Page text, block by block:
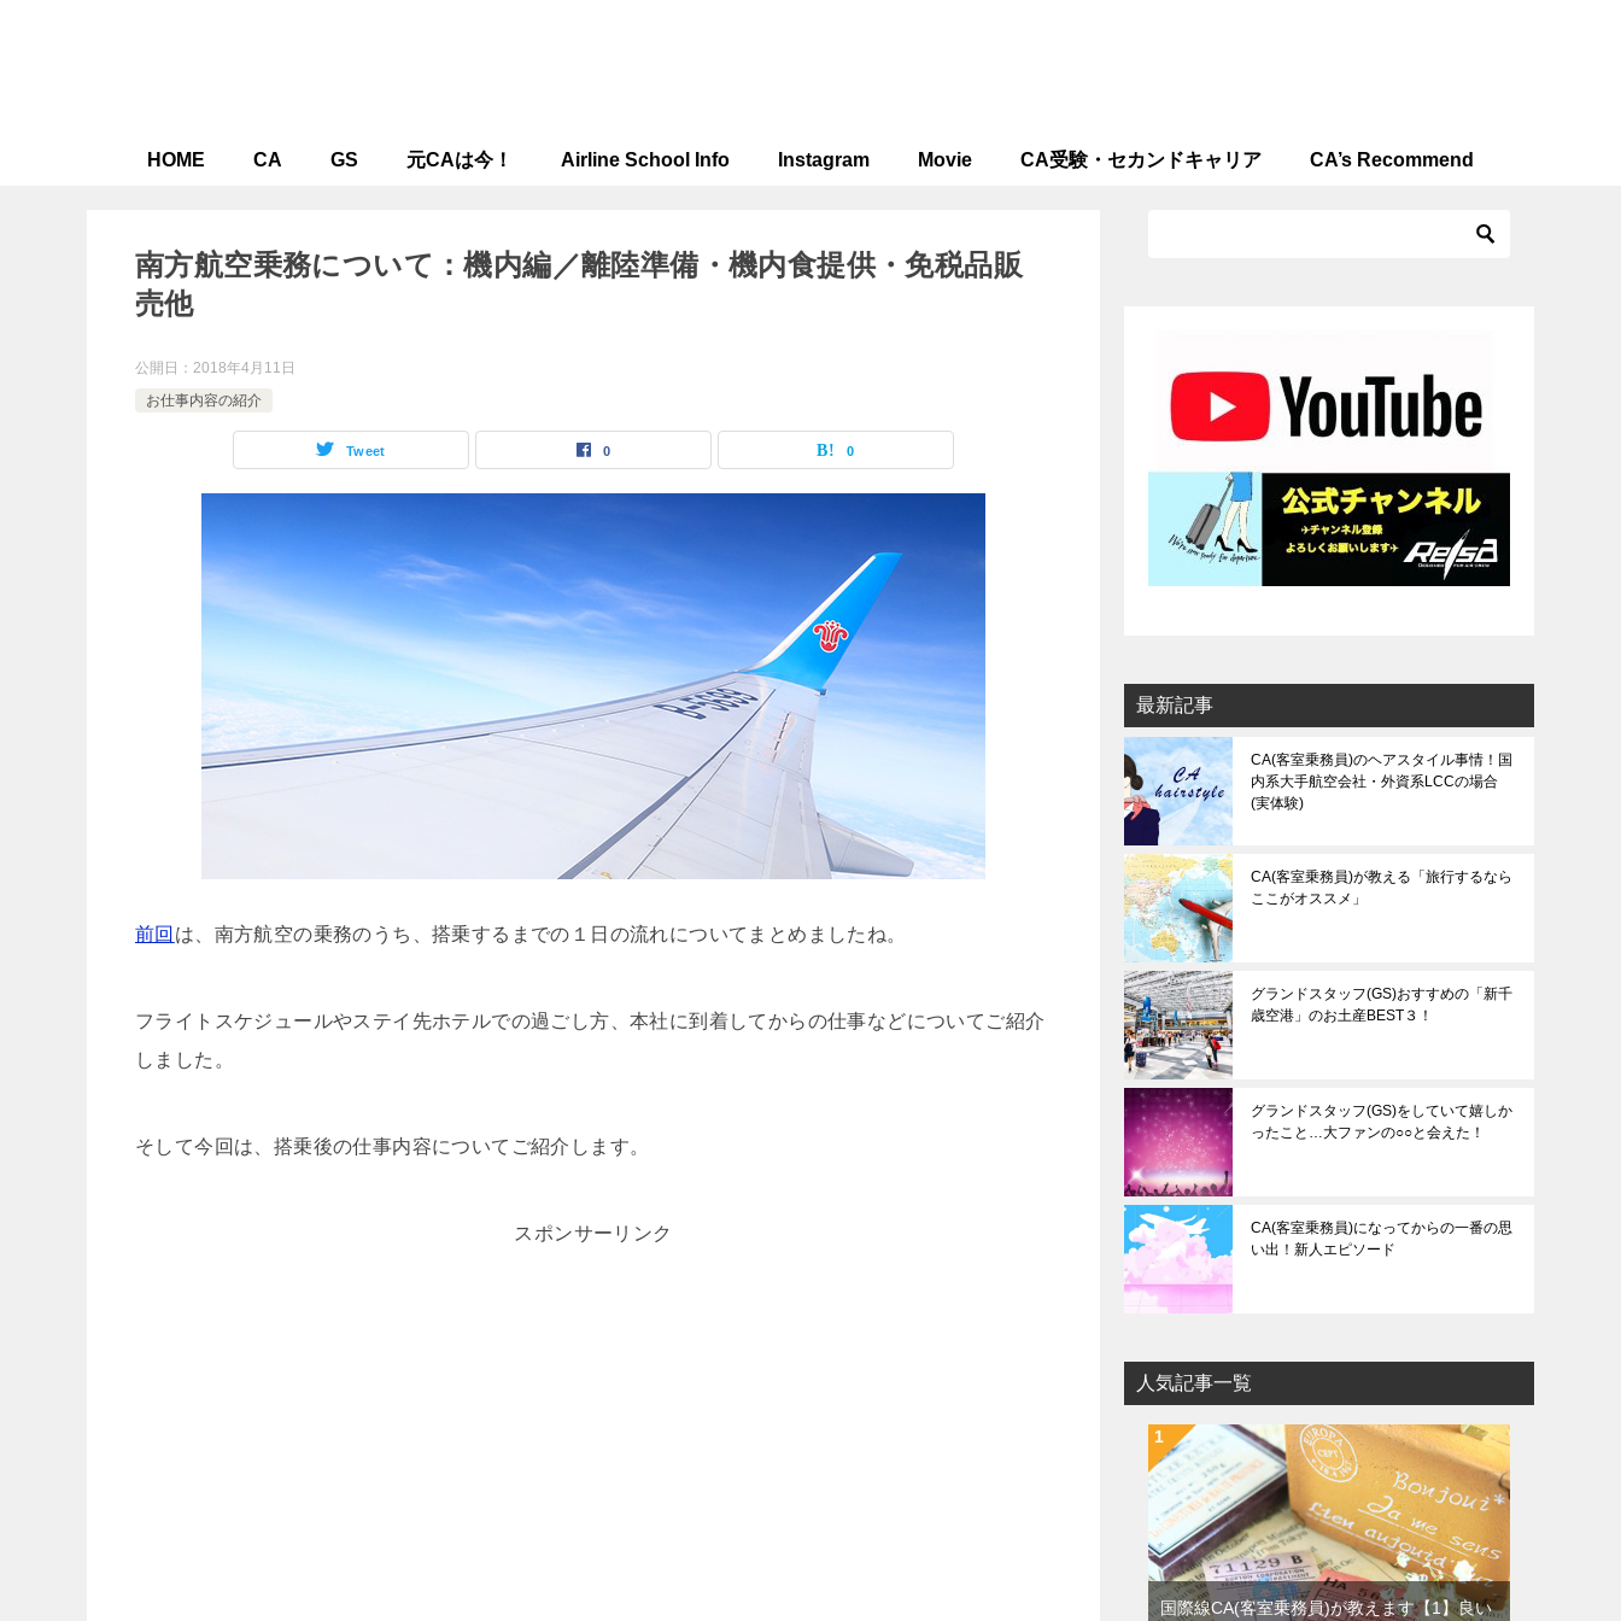
HOME CA GS 元CAは今！ Airline School Info Instagram Movie CA受験・セカンドキャリア CA’s Recommend
南方航空乗務について：機内編／離陸準備・機内食提供・免税品販
売他
公開日： 2018年4月11日
お仕事内容の紹介
Tweet 0 0
前回 は、南方航空の乗務のうち、搭乗するまでの１日の流れについてまとめましたね。
フライトスケジュールやステイ先ホテルでの過ごし方、本社に到着してからの仕事などについてご紹介
しました。
そして今回は、搭乗後の仕事内容についてご紹介します。
スポンサーリンク
最新記事
CA(客室乗務員)のヘアスタイル事情！国
内系大手航空会社・外資系LCCの場合
(実体験)
CA(客室乗務員)が教える「旅行するなら
ここがオススメ」
グランドスタッフ(GS)おすすめの「新千
歳空港」のお土産BEST３！
グランドスタッフ(GS)をしていて嬉しか
ったこと…大ファンの○○と会えた！
CA(客室乗務員)になってからの一番の思
い出！新人エピソード
人気記事一覧
国際線CA(客室乗務員)が教えます【1】良い